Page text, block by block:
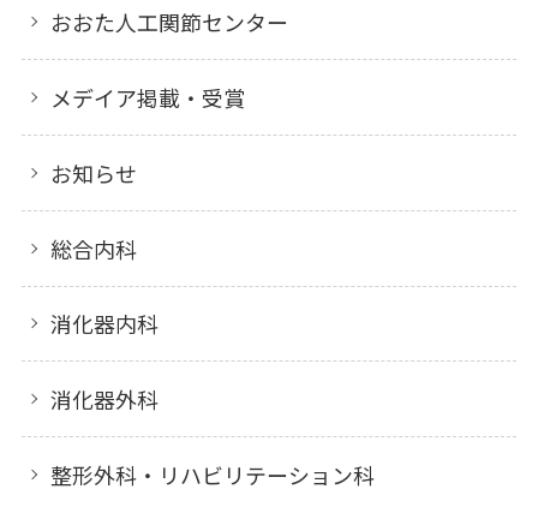
おおた人工関節センター
メデイア掲載・受賞
お知らせ
総合内科
消化器内科
消化器外科
整形外科・リハビリテーション科